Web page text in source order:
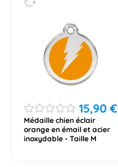
15,90 €
Médaille chien éclair
orange en émail et acier
inoxydable - Taille M